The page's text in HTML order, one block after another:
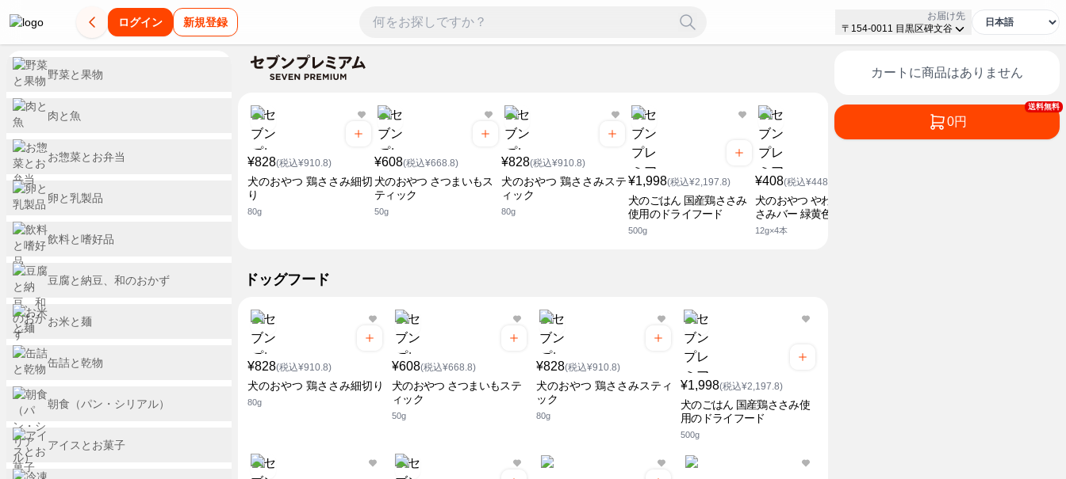
ログイン 新規登録
お届け先
〒154-0011 目黒区碑文谷
¥828(税込¥910.8)
犬のおやつ 鶏ささみ細切
り
80g
¥608(税込¥668.8)
犬のおやつ さつまいもス
ティック
50g
¥828(税込¥910.8)
犬のおやつ 鶏ささみステ
ィック
80g
¥1,998(税込¥2,197.8)
犬のごはん 国産鶏ささみ
使用のドライフード
500g
¥408(税込¥448.8)
犬のおやつ やわらか鶏さ
さみバー 緑黄色野菜入り
12g×4本
ドッグフード
¥828(税込¥910.8)
犬のおやつ 鶏ささみ細切り
80g
¥608(税込¥668.8)
犬のおやつ さつまいもステ
ィック
50g
¥828(税込¥910.8)
犬のおやつ 鶏ささみスティ
ック
80g
¥1,998(税込¥2,197.8)
犬のごはん 国産鶏ささみ使
用のドライフード
500g
カートに商品はありません
送料無料
0円
野菜と果物
肉と魚
お惣菜とお弁当
卵と乳製品
飲料と嗜好品
豆腐と納豆、和のおかず
お米と麺
缶詰と乾物
朝食（パン・シリアル）
アイスとお菓子